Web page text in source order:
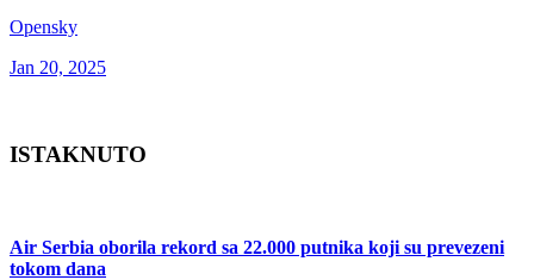
Opensky
Jan 20, 2025
ISTAKNUTO
Air Serbia oborila rekord sa 22.000 putnika koji su prevezeni
tokom dana